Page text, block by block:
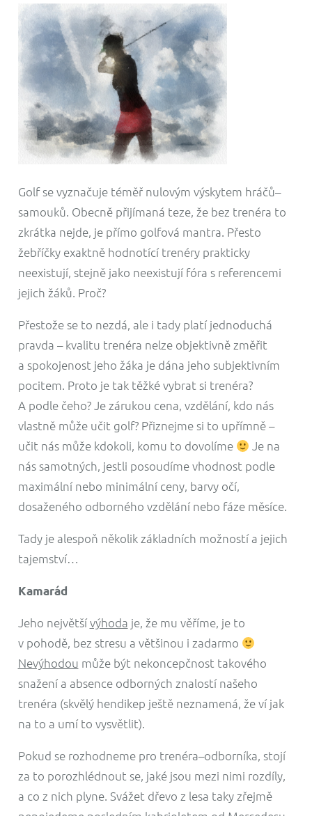
Golf se vyznačuje téměř nulovým výskytem hráčů–
samouků. Obecně přijímaná teze, že bez trenéra to
zkrátka nejde, je přímo golfová mantra. Přesto
žebříčky exaktně hodnotící trenéry prakticky
neexistují, stejně jako neexistují fóra s referencemi
jejich žáků. Proč?
Přestože se to nezdá, ale i tady platí jednoduchá
pravda – kvalitu trenéra nelze objektivně změřit
a spokojenost jeho žáka je dána jeho subjektivním
pocitem. Proto je tak těžké vybrat si trenéra?
A podle čeho? Je zárukou cena, vzdělání, kdo nás
vlastně může učit golf? Přiznejme si to upřímně –
učit nás může kdokoli, komu to dovolíme
Je na
nás samotných, jestli posoudíme vhodnost podle
maximální nebo minimální ceny, barvy očí,
dosaženého odborného vzdělání nebo fáze měsíce.
Tady je alespoň několik základních možností a jejich
tajemství…
Kamarád
Jeho největšívýhoda je, že mu věříme, je to
v pohodě, bez stresu a většinou i zadarmo
Nevýhodou může být nekoncepčnost takového
snažení a absence odborných znalostí našeho
trenéra (skvělý hendikep ještě neznamená, že ví jak
na to a umí to vysvětlit).
Pokud se rozhodneme pro trenéra–odborníka, stojí
za to porozhlédnout se, jaké jsou mezi nimi rozdíly,
a co z nich plyne. Svážet dřevo z lesa taky zřejmě